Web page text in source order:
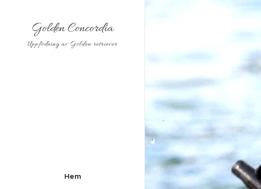
Golden Concordia
Uppfödning av Golden retriever
Hem